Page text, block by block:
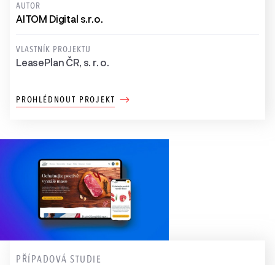
AUTOR
AITOM Digital s.r.o.
VLASTNÍK PROJEKTU
LeasePlan ČR, s. r. o.
PROHLÉDNOUT PROJEKT
PŘÍPADOVÁ STUDIE